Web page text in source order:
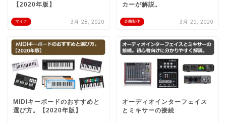
マイク
【2020年版】
3月 28, 2020 楽曲制作
カーが解説。
3月 25, 2020
MIDIキーボードのおすすめと
選び方。【2020年版】
オーディオインターフェイス
とミキサーの接続